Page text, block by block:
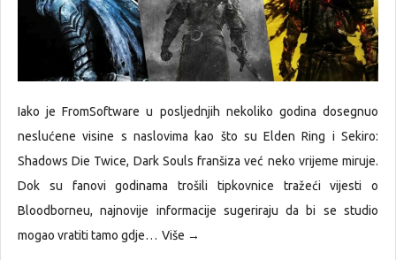
Iako je FromSoftware u posljednjih nekoliko godina dosegnuo
neslućene visine s naslovima kao što su Elden Ring i Sekiro:
Shadows Die Twice, Dark Souls franšiza već neko vrijeme miruje.
Dok su fanovi godinama trošili tipkovnice tražeći vijesti o
Bloodborneu, najnovije informacije sugeriraju da bi se studio
mogao vratiti tamo gdje… Više →